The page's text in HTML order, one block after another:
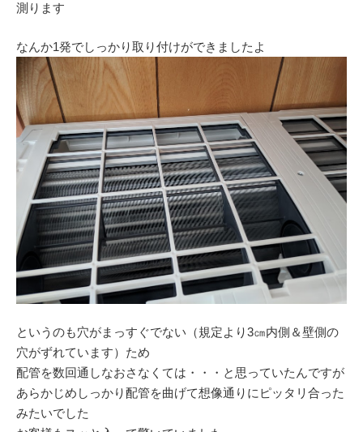
測ります
なんか1発でしっかり取り付けができましたよ
というのも穴がまっすぐでない（規定より3㎝内側＆壁側の
穴がずれています）ため
配管を数回通しなおさなくては・・・と思っていたんですが
あらかじめしっかり配管を曲げて想像通りにピッタリ合った
みたいでした